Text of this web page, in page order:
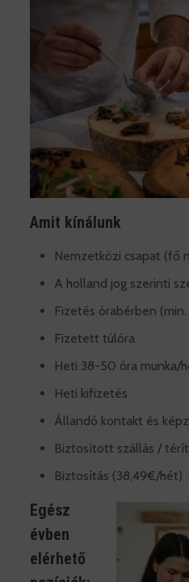
Amit kínálunk
Nemzetközi csapat (fő
A holland jog szerinti
Fizetés órabérben
Fizetett túlóra
Heti 38-50 óra munka/
Heti kifizetés
Állandó kontakt és
Biztosított szállás /
Biztosítás (38,49€/hét)
Egész
évben
elérhető